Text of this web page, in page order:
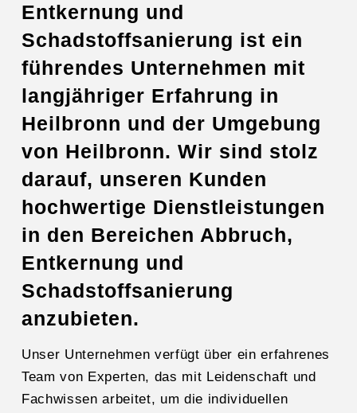
Entkernung und
Schadstoffsanierung ist ein
führendes Unternehmen mit
langjähriger Erfahrung in
Heilbronn und der Umgebung
von Heilbronn. Wir sind stolz
darauf, unseren Kunden
hochwertige Dienstleistungen
in den Bereichen Abbruch,
Entkernung und
Schadstoffsanierung
anzubieten.
Unser Unternehmen verfügt über ein erfahrenes
Team von Experten, das mit Leidenschaft und
Fachwissen arbeitet, um die individuellen